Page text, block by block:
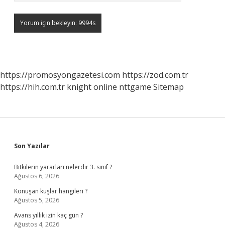
https://promosyongazetesi.com https://zod.com.tr
https://hih.com.tr knight online nttgame Sitemap
Sidebar
Son Yazılar
Bitkilerin yararları nelerdir 3. sınıf ?
Ağustos 6, 2026
Konuşan kuşlar hangileri ?
Ağustos 5, 2026
Avans yıllık izin kaç gün ?
Ağustos 4, 2026